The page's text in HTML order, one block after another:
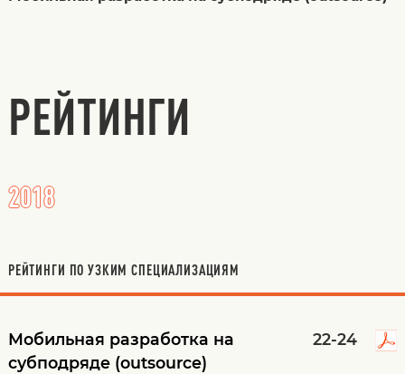
РЕЙТИНГИ
2018
РЕЙТИНГИ ПО УЗКИМ СПЕЦИАЛИЗАЦИЯМ
Мобильная разработка на
субподряде (outsource)
22-24